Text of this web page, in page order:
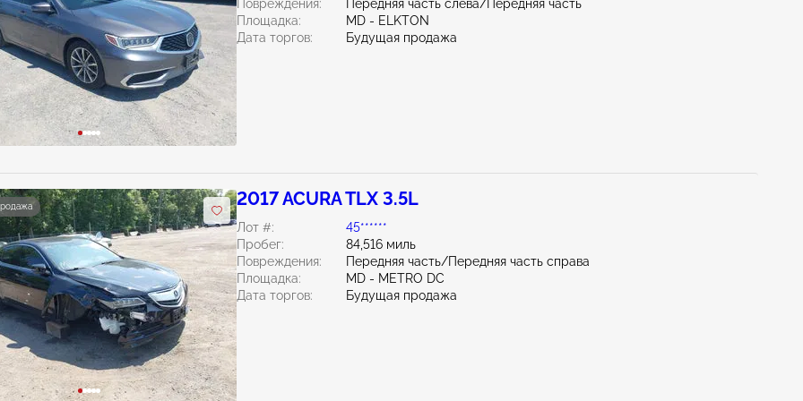
Повреждения:
Передняя часть слева/Передняя часть
Площадка:
MD - ELKTON
Дата торгов:
Будущая продажа
2017 ACURA TLX 3.5L
Лот #:
45******
Пробег:
84,516 миль
Повреждения:
Передняя часть/Передняя часть справа
Площадка:
MD - METRO DC
Дата торгов:
Будущая продажа